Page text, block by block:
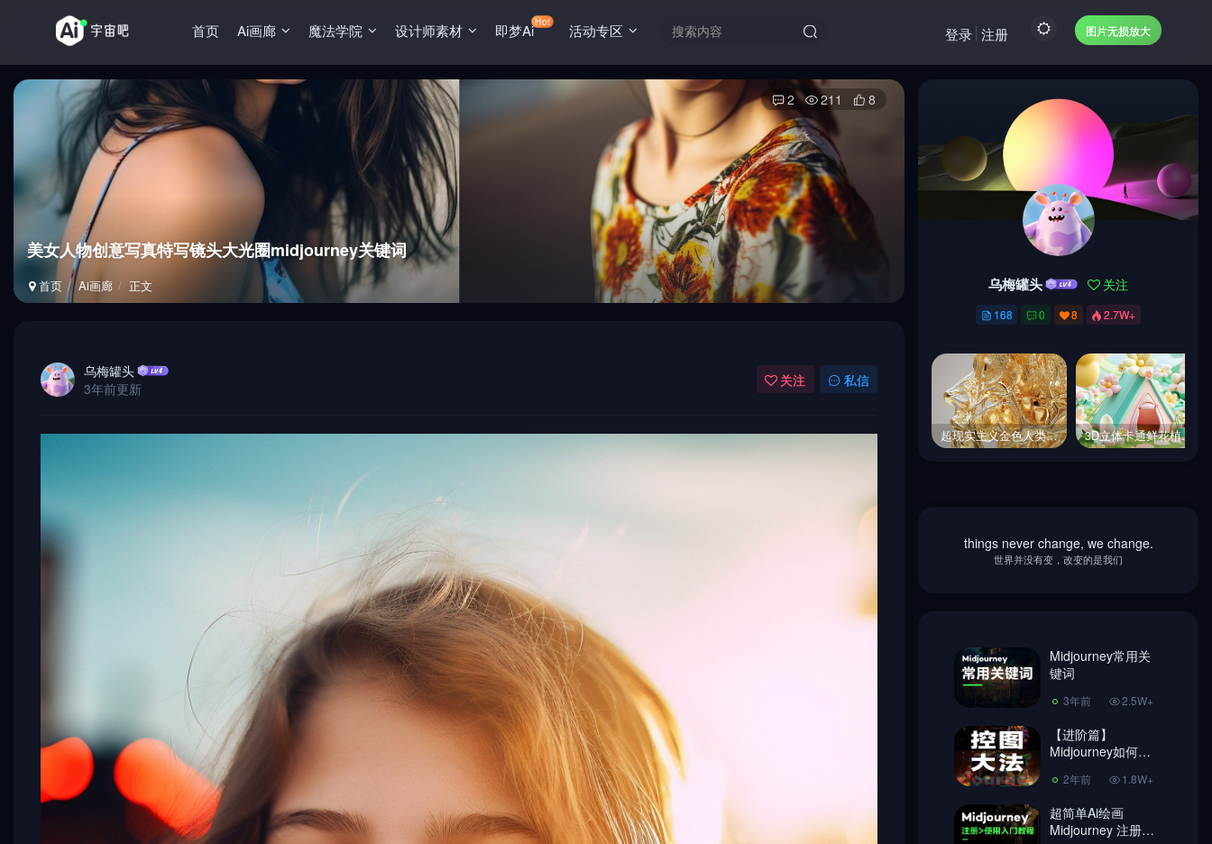
首页 Ai画廊 魔法学院 设计师素材 即梦AiHot 活动专区 图片无损放大
登录 注册
美女人物创意写真特写镜头大光圈midjourney关键词
首页 Ai画廊 正文
2 211 8
乌梅罐头
3年前更新
关注 私信
乌梅罐头 关注
168 0 8 2.7W+
超现实主义金色人类血管系统透明透视图立体模型midjourney关键词咒语 3D立体卡通鲜花植物露营帐篷游戏场景插图海报midjourney关键词咒语
Midjourney常用关
Midjourney如何控
图，做到收放自
如！2年前
超简单Ai绘画
Midjourney 注册教
程、使用教程!
3年前 7406
Midjourney换脸教
程，内含指令链接
3年前 6067
乌梅罐头 关注
168 0 8 2.7W+
超现实主义金色人类血管系统透明透视图立体模型midjourney关键词咒语 3D立体卡通鲜花植物露营帐篷游戏场景插图海报midjourney关键词咒语
things never change, we change.
世界并没有变，改变的是我们
Midjourney常用关
键词
3年前 2.5W+
【进阶篇】
Midjourney如何控
如！2年前 1.8W+
超简单Ai绘画
Midjourney 注册教